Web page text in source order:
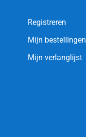
Registreren
Mijn bestellingen
Mijn verlanglijst